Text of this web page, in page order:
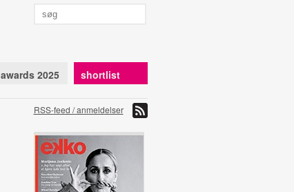
awards 2025 shortlist
RSS-feed / anmeldelser